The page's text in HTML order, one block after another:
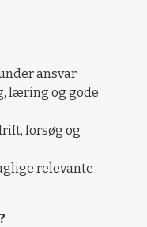
ansvar
læring og gode
forsøg og
relevante